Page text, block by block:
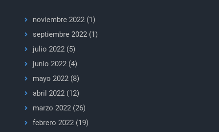
noviembre 2022(1)
septiembre 2022(1)
julio 2022(5)
junio 2022(4)
mayo 2022(8)
abril 2022(12)
marzo 2022(26)
febrero 2022(19)